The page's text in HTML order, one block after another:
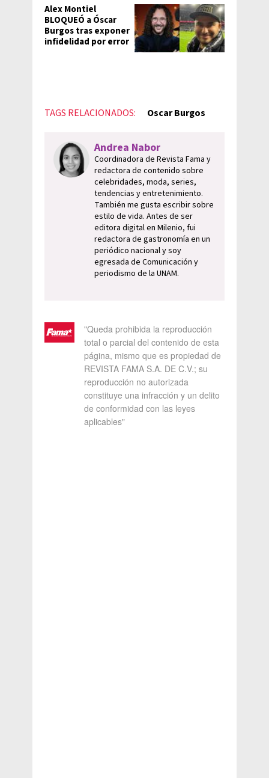
Alex Montiel
BLOQUEÓ a Óscar
Burgos tras exponer
infidelidad por error
TAGS RELACIONADOS: Oscar Burgos
Andrea Nabor
Coordinadora de Revista Fama y
redactora de contenido sobre
celebridades, moda, series,
tendencias y entretenimiento.
También me gusta escribir sobre
estilo de vida. Antes de ser
editora digital en Milenio, fui
redactora de gastronomía en un
periódico nacional y soy
egresada de Comunicación y
periodismo de la UNAM.
"Queda prohibida la reproducción
total o parcial del contenido de esta
página, mismo que es propiedad de
REVISTA FAMA S.A. DE C.V.; su
reproducción no autorizada
constituye una infracción y un delito
de conformidad con las leyes
aplicables"